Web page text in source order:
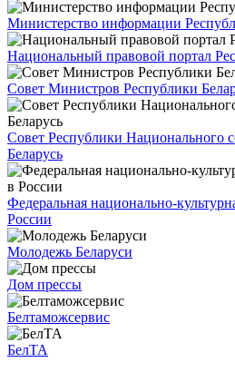
Министерство информации
Национальный правовой портал
Совет Министров Республики
Совет Республики Национального
Беларусь
Федеральная национально-
России
Молодежь Беларуси
Дом прессы
Белтаможсервис
БелТА